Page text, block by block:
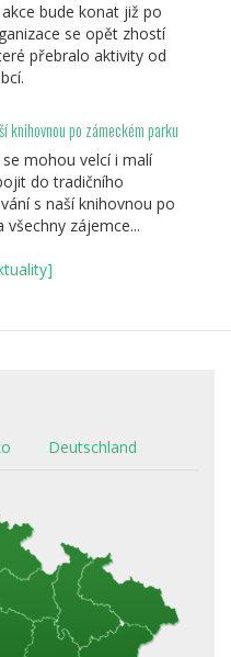
bude konat již po
se opět zhostí
přebralo aktivity od
knihovnou po zámeckém parku
mohou velcí i malí
do tradičního
s naší knihovnou po
všechny zájemce...
Deutschland